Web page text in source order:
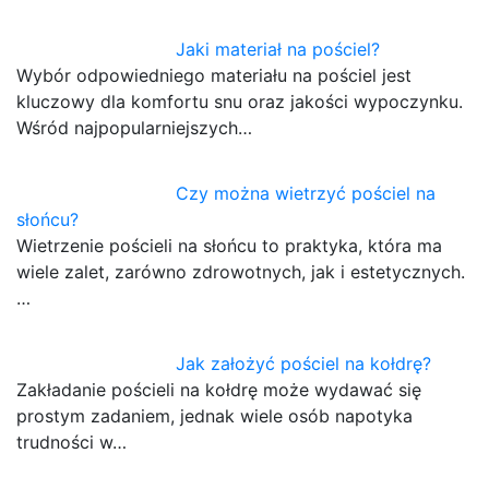
Jaki materiał na pościel?
Wybór odpowiedniego materiału na pościel jest
kluczowy dla komfortu snu oraz jakości wypoczynku.
Wśród najpopularniejszych…
Czy można wietrzyć pościel na
słońcu?
Wietrzenie pościeli na słońcu to praktyka, która ma
wiele zalet, zarówno zdrowotnych, jak i estetycznych.
…
Jak założyć pościel na kołdrę?
Zakładanie pościeli na kołdrę może wydawać się
prostym zadaniem, jednak wiele osób napotyka
trudności w…